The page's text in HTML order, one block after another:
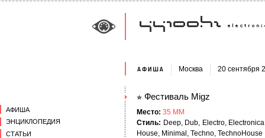
АФИША
ЭНЦИКЛОПЕДИЯ
СТАТЬИ
Москва 20 сентября
Фестиваль Migz
Место: 35 ММ
Стиль: Deep, Dub, Electro,
House, Minimal, Techno, TechnoHouse